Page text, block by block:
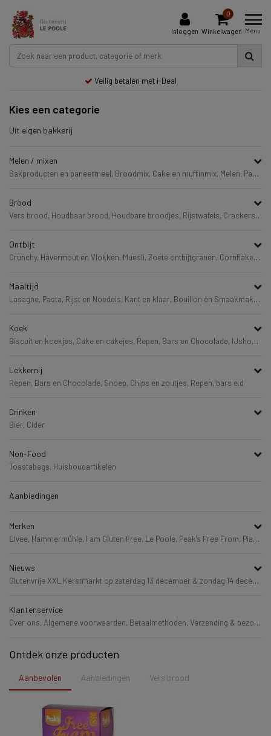
Inloggen
0
Winkelwagen Menu
Veilig betalen met i-Deal
Kies een categorie
Uit eigen bakkerij
Melen / mixen
Bakproducten en paneermeel, Broodmix, Cake en muffinmix, Melen, Pannenkoekmix,
Brood
Vers brood, Houdbaar brood, Houdbare broodjes, Rijstwafels, Crackers en Knackebrod,
Ontbijt
Crunchy, Havermout en Vlokken, Muesli, Zoete ontbijtgranen, Cornflakes,
Maaltijd
Lasagne, Pasta, Rijst en Noedels, Kant en klaar, Bouillon en Smaakmakers,
Koek
Biscuit en koekjes, Cake en cakejes, Repen, Bars en Chocolade, IJshoorntjes
Lekkernij
Repen, Bars en Chocolade, Snoep, Chips en zoutjes, Repen, bars e.d
Drinken
Bier, Cider
Non-Food
Toastabags, Huishoudartikelen
Aanbiedingen
Merken
Elvee, Hammermühle, I am Gluten Free, Le Poole, Peak's Free From, Piaceri Mediterranei,
Nieuws
Glutenvrije XXL Kerstmarkt op zaterdag 13 december & zondag 14 december!,
Klantenservice
Over ons, Algemene voorwaarden, Betaalmethoden, Verzending & bezorging,
Ontdek onze producten
Aanbevolen Aanbiedingen Vers brood